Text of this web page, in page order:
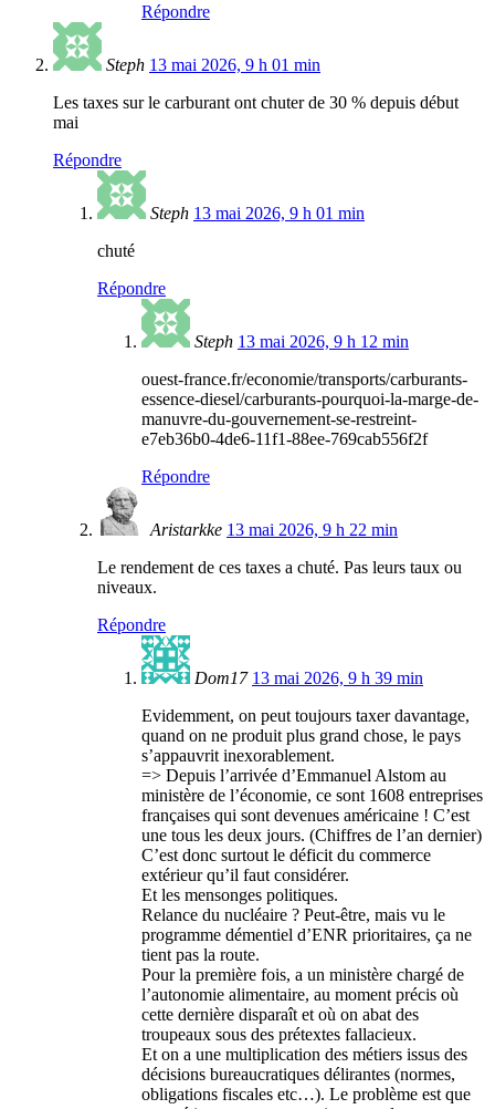
Répondre
Steph 13 mai 2026, 9 h 01 min
Les taxes sur le carburant ont chuter de 30 % depuis début
mai
Répondre
Steph 13 mai 2026, 9 h 01 min
chuté
Répondre
Steph 13 mai 2026, 9 h 12 min
ouest-france.fr/economie/transports/carburants-
essence-diesel/carburants-pourquoi-la-marge-de-
manuvre-du-gouvernement-se-restreint-
e7eb36b0-4de6-11f1-88ee-769cab556f2f
Répondre
Aristarkke 13 mai 2026, 9 h 22 min
Le rendement de ces taxes a chuté. Pas leurs taux ou
niveaux.
Répondre
Dom17 13 mai 2026, 9 h 39 min
Evidemment, on peut toujours taxer davantage,
quand on ne produit plus grand chose, le pays
s’appauvrit inexorablement.
=> Depuis l’arrivée d’Emmanuel Alstom au
ministère de l’économie, ce sont 1608 entreprises
françaises qui sont devenues américaine ! C’est
une tous les deux jours. (Chiffres de l’an dernier)
C’est donc surtout le déficit du commerce
extérieur qu’il faut considérer.
Et les mensonges politiques.
Relance du nucléaire ? Peut-être, mais vu le
programme démentiel d’ENR prioritaires, ça ne
tient pas la route.
Pour la première fois, a un ministère chargé de
l’autonomie alimentaire, au moment précis où
cette dernière disparaît et où on abat des
troupeaux sous des prétextes fallacieux.
Et on a une multiplication des métiers issus des
décisions bureaucratiques délirantes (normes,
obligations fiscales etc…). Le problème est que